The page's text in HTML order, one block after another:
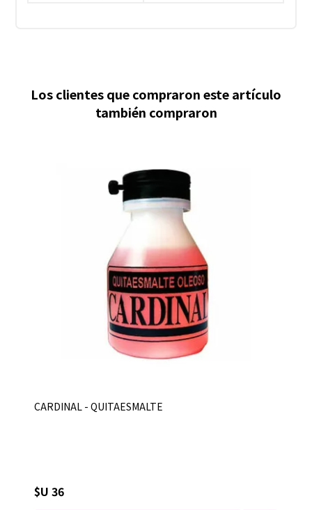
Los clientes que compraron este artículo
también compraron
CARDINAL - QUITAESMALTE
$U 36